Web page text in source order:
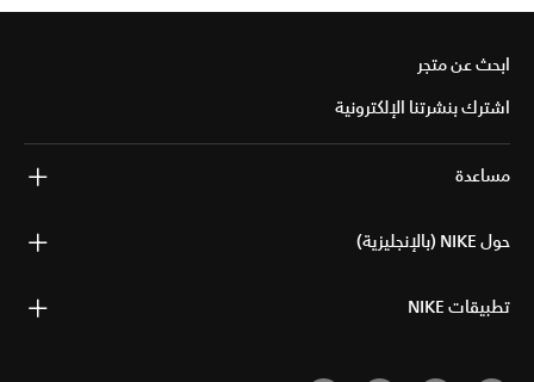
ابحث عن متجر
اشترك بنشرتنا الإلكترونية
مساعدة
حول NIKE (بالإنجليزية)
تطبيقات NIKE